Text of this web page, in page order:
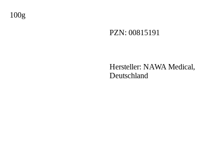
100g
PZN: 00815191
Hersteller: NAWA Medical,
Deutschland